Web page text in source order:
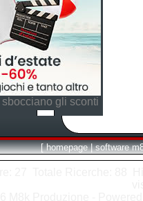
gli sconti
[ homepage | software